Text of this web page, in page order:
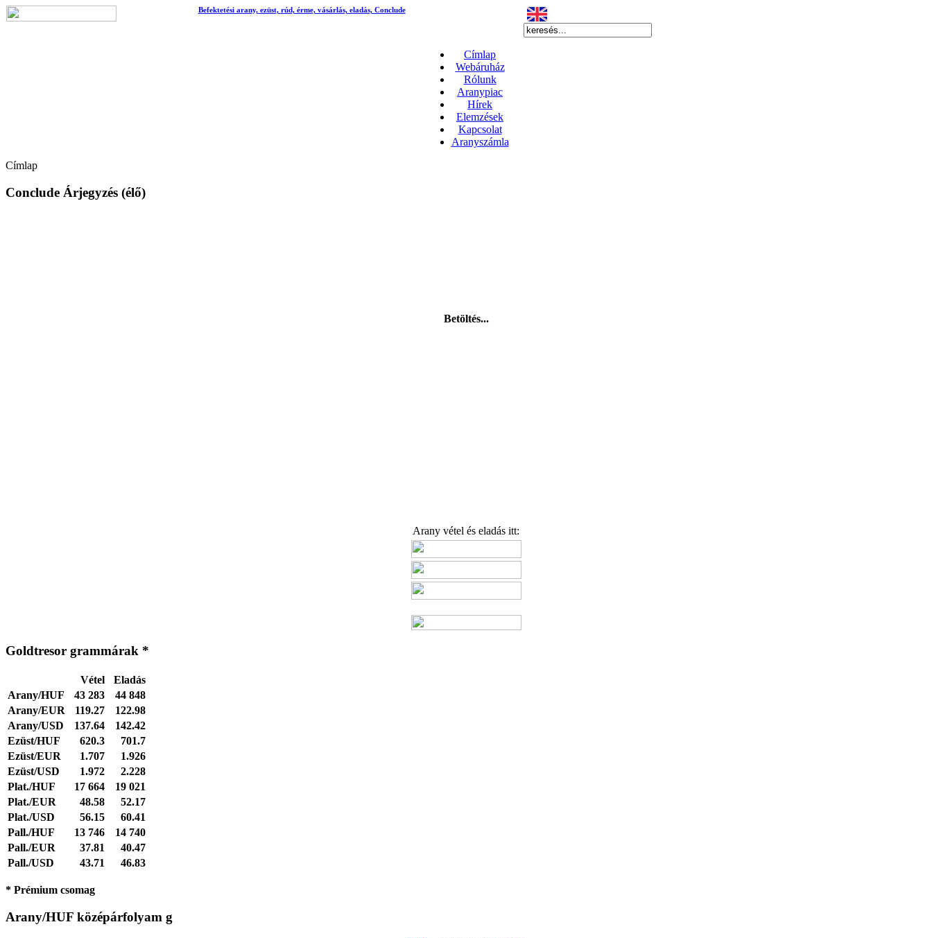
Befektetési arany, ezüst, rúd, érme, vásárlás, eladás, Conclude
Címlap
Webáruház
Rólunk
Aranypiac
Hírek
Elemzések
Kapcsolat
Aranyszámla
Címlap
Conclude Árjegyzés (élő)
Betöltés...
Arany vétel és eladás itt:
Goldtresor grammárak *
Vétel
Eladás
Arany/HUF
43 283
44 848
Arany/EUR
119.27
122.98
Arany/USD
137.64
142.42
Ezüst/HUF
620.3
701.7
Ezüst/EUR
1.707
1.926
Ezüst/USD
1.972
2.228
Plat./HUF
17 664
19 021
Plat./EUR
48.58
52.17
Plat./USD
56.15
60.41
Pall./HUF
13 746
14 740
Pall./EUR
37.81
40.47
Pall./USD
43.71 46.83
* Prémium csomag
Arany/HUF középárfolyam g